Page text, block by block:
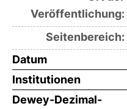
Veröffentlichung:
Seitenbereich:
Datum
Institutionen
Dewey-Dezimal-